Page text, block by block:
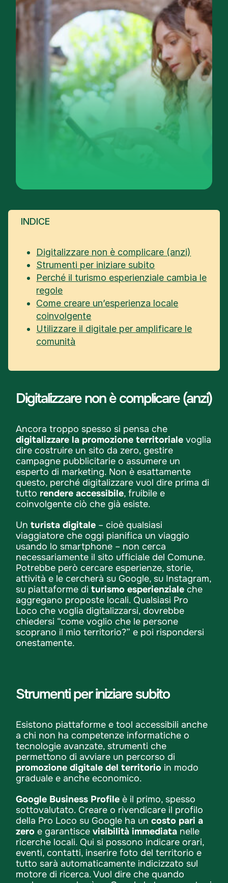
INDICE
Digitalizzare non è complicare (anzi)
Strumenti per iniziare subito
Perché il turismo esperienziale cambia le
regole
Come creare un’esperienza locale
coinvolgente
Utilizzare il digitale per amplificare le
comunità
Digitalizzare non è complicare (anzi)
Ancora troppo spesso si pensa che
digitalizzare la promozione territoriale voglia
dire costruire un sito da zero, gestire
campagne pubblicitarie o assumere un
esperto di marketing. Non è esattamente
questo, perché digitalizzare vuol dire prima di
tutto rendere accessibile, fruibile e
coinvolgente ciò che già esiste.
Unturista digitale – cioè qualsiasi
viaggiatore che oggi pianifica un viaggio
usando lo smartphone – non cerca
necessariamente il sito ufficiale del Comune.
Potrebbe però cercare esperienze, storie,
attività e le cercherà su Google, su Instagram,
su piattaforme diturismo esperienziale che
aggregano proposte locali. Qualsiasi Pro
Loco che voglia digitalizzarsi, dovrebbe
chiedersi “come voglio che le persone
scoprano il mio territorio?” e poi rispondersi
onestamente.
Strumenti per iniziare subito
Esistono piattaforme e tool accessibili anche
a chi non ha competenze informatiche o
tecnologie avanzate, strumenti che
permettono di avviare un percorso di
promozione digitale del territorio in modo
graduale e anche economico.
Google Business Profile è il primo, spesso
sottovalutato. Creare o rivendicare il profilo
della Pro Loco su Google ha uncosto pari a
zero e garantiscevisibilità immediata nelle
ricerche locali. Qui si possono indicare orari,
eventi, contatti, inserire foto del territorio e
tutto sarà automaticamente indicizzato sul
motore di ricerca. Vuol dire che quando